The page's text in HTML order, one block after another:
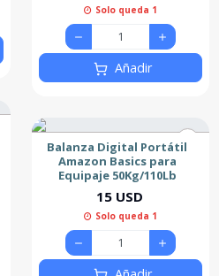
Solo queda 1
Añadir
Balanza Digital Portátil
Amazon Basics para
Equipaje 50Kg/110Lb
15 USD
Solo queda 1